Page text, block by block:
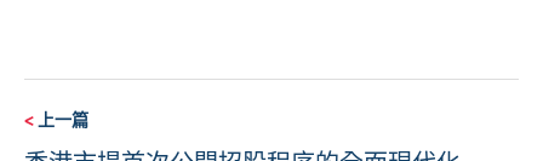
<上一篇